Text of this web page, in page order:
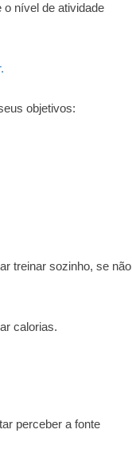
o nível de atividade
objetivos:
treinar sozinho, se não
calorias.
perceber a fonte